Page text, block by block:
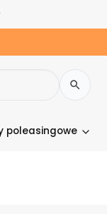
poleasingowe